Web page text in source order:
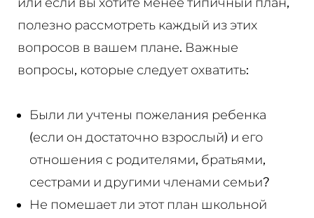
полезно рассмотреть каждый из этих
вопросов в вашем плане. Важные
вопросы, которые следует охватить:
Были ли учтены пожелания ребенка
(если он достаточно взрослый) и его
отношения с родителями, братьями,
сестрами и другими членами семьи?
Не помешает ли этот план школьной